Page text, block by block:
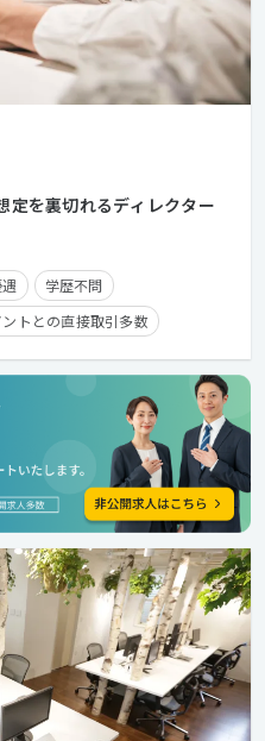
定を裏切れるディレクター
学歴不問
トとの直接取引多数